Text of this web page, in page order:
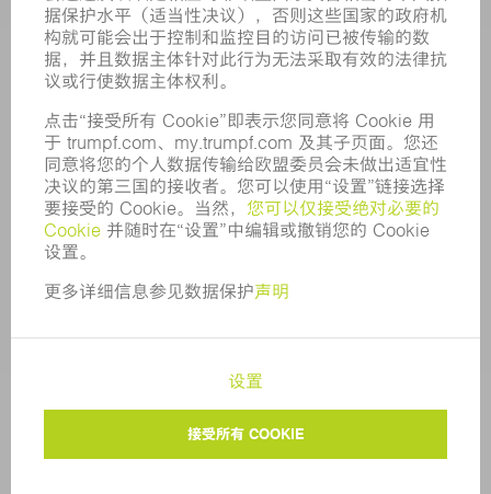
董事会
业务报告
企业宗旨
合规
举报系统
安全
新闻稿
杂志
可持续性
环境和气候
社会和公共事务
企业管理
数据保护 版权和商标权